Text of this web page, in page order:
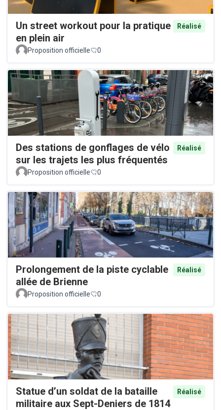
Un street workout pour la pratique
en plein air
Réalisé
Proposition officielle 0
Des stations de gonflages de vélo
sur les trajets les plus fréquentés
Réalisé
Proposition officielle 0
Prolongement de la piste cyclable
allée de Brienne
Réalisé
Proposition officielle 0
Statue d’un soldat de la bataille
militaire aux Sept-Deniers de 1814
Réalisé